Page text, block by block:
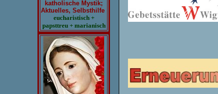
katholische Mystik;
Aktuelles, Selbsthilfe
eucharistisch +
papsttreu + marianisch